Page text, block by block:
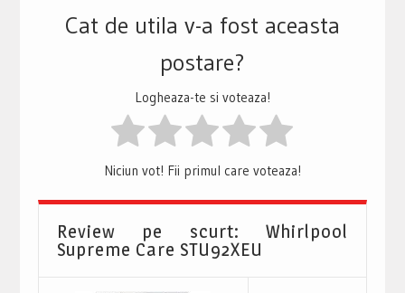
Cat de utila v-a fost aceasta
postare?
Logheaza-te si voteaza!
Niciun vot! Fii primul care voteaza!
Review pe scurt: Whirlpool
Supreme Care STU92XEU